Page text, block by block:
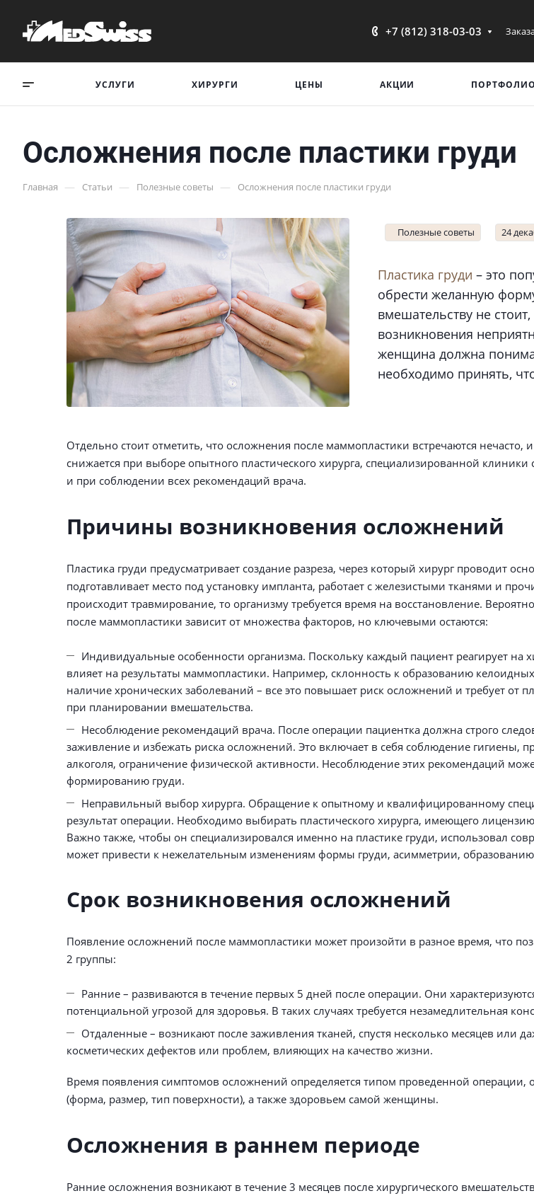
+7 (812) 318-03-03
УСЛУГИ ХИРУРГИ ЦЕНЫ АКЦИИ ПОРТФОЛИО
Осложнения после пластики груди
Главная — Статьи — Полезные советы — Осложнения после пластики груди
Полезные советы 24
Пластика груди – это
обрести желанную
вмешательству не
возникновения
женщина должна
необходимо принять,
Отдельно стоит отметить, что осложнения после маммопластики встречаются нечасто,
снижается при выборе опытного пластического хирурга, специализированной
и при соблюдении всех рекомендаций врача.
Причины возникновения осложнений
Пластика груди предусматривает создание разреза, через который хирург проводит
подготавливает место под установку импланта, работает с железистыми тканями и
происходит травмирование, то организму требуется время на восстановление.
после маммопластики зависит от множества факторов, но ключевыми остаются:
Индивидуальные особенности организма. Поскольку каждый пациент реагирует на
влияет на результаты маммопластики. Например, склонность к образованию
наличие хронических заболеваний – все это повышает риск осложнений и требует от
при планировании вмешательства.
Несоблюдение рекомендаций врача. После операции пациентка должна строго
заживление и избежать риска осложнений. Это включает в себя соблюдение гигиены,
алкоголя, ограничение физической активности. Несоблюдение этих рекомендаций
формированию груди.
Неправильный выбор хирурга. Обращение к опытному и квалифицированному
результат операции. Необходимо выбирать пластического хирурга, имеющего
Важно также, чтобы он специализировался именно на пластике груди, использовал
может привести к нежелательным изменениям формы груди, асимметрии,
Срок возникновения осложнений
Появление осложнений после маммопластики может произойти в разное время, что
2 группы:
Ранние – развиваются в течение первых 5 дней после операции. Они
потенциальной угрозой для здоровья. В таких случаях требуется незамедлительная
Отдаленные – возникают после заживления тканей, спустя несколько месяцев или
косметических дефектов или проблем, влияющих на качество жизни.
Время появления симптомов осложнений определяется типом проведенной операции,
(форма, размер, тип поверхности), а также здоровьем самой женщины.
Осложнения в раннем периоде
Ранние осложнения возникают в течение 3 месяцев после хирургического